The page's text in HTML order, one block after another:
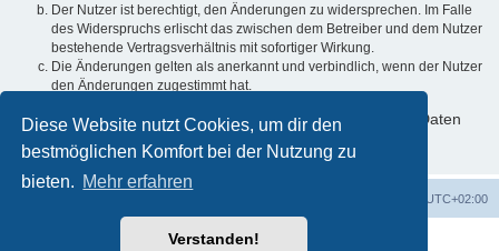
Diese Website nutzt Cookies, um dir den
bestmöglichen Komfort bei der Nutzung zu
bieten. Mehr erfahren
Verstanden!
Der Nutzer ist berechtigt, den Änderungen zu widersprechen. Im Falle
des Widerspruchs erlischt das zwischen dem Betreiber und dem Nutzer
bestehende Vertragsverhältnis mit sofortiger Wirkung.
Die Änderungen gelten als anerkannt und verbindlich, wenn der Nutzer
den Änderungen zugestimmt hat.
Informationen über den Umgang mit deinen persönlichen Daten
sind in der Datenschutzerklärung enthalten.
UTC+02:00
Powered byphpBB® Forum Software © phpBB Limited